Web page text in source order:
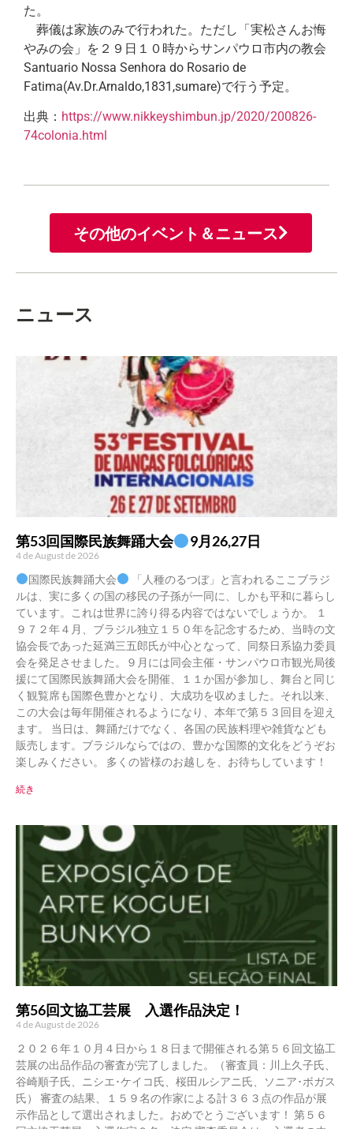
た。
葬儀は家族のみで行われた。ただし「実松さんお悔
やみの会」を２９日１０時からサンパウロ市内の教会
Santuario Nossa Senhora do Rosario de
Fatima(Av.Dr.Arnaldo,1831,sumare)で行う予定。
出典： https://www.nikkeyshimbun.jp/2020/200826-
74colonia.html
その他のイベント＆ニュース
ニュース
第53回国際民族舞踊大会 9月26,27日
4 de August de 2026
国際民族舞踊大会
「人種のるつぼ」と言われるここブラジ
ルは、実に多くの国の移民の子孫が一同に、しかも平和に暮らし
ています。これは世界に誇り得る内容ではないでしょうか。 １
９７２年４月、ブラジル独立１５０年を記念するため、当時の文
協会長であった延満三五郎氏が中心となって、同祭日系協力委員
会を発足させました。９月には同会主催・サンパウロ市観光局後
援にて国際民族舞踊大会を開催、１１か国が参加し、舞台と同じ
く観覧席も国際色豊かとなり、大成功を収めました。それ以来、
この大会は毎年開催されるようになり、本年で第５３回目を迎え
ます。 当日は、舞踊だけでなく、各国の民族料理や雑貨なども
販売します。ブラジルならではの、豊かな国際的文化をどうぞお
楽しみください。 多くの皆様のお越しを、お待ちしています！
続き
第56回文協工芸展 入選作品決定！
4 de August de 2026
２０２６年１０月４日から１８日まで開催される第５６回文協工
芸展の出品作品の審査が完了しました。（審査員：川上久子氏、
谷崎順子氏、ニシエ･ケイコ氏、桜田ルシアニ氏、ソニア･ボガス
氏） 審査の結果、１５９名の作家による計３６３点の作品が展
示作品として選出されました。おめでとうございます！ 第５６